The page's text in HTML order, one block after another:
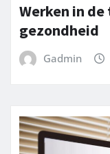
Werken in
gezondheid
Gadmin